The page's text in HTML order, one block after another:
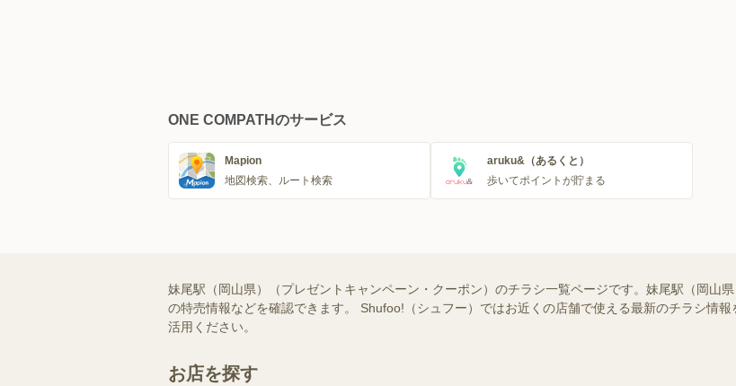
ONE COMPATHのサービス
Mapion
地図検索、ルート検索
aruku&（あるくと）
歩いてポイントが貯まる
妹尾駅（岡山県）（プレゼントキャンペーン・クーポン）のチラシ一覧ページです。妹尾駅（岡山
の特売情報などを確認できます。 Shufoo!（シュフー）ではお近くの店舗で使える最新のチラシ情
活用ください。
お店を探す